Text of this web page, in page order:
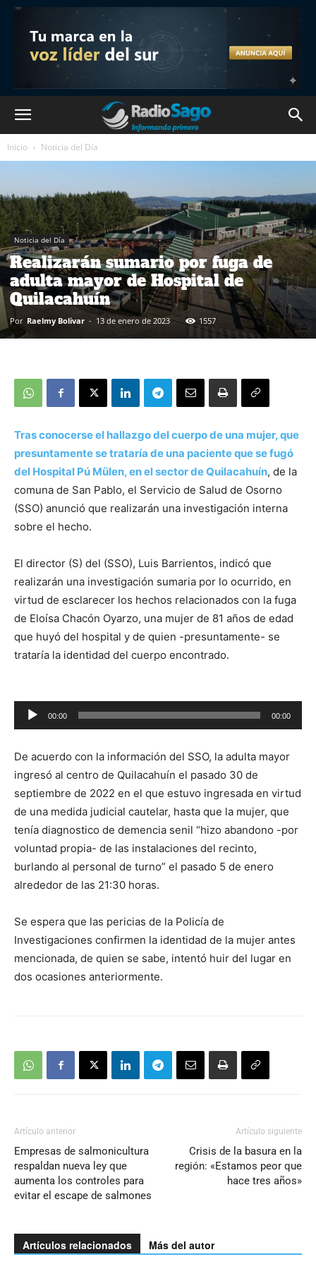
Inicio Noticia del Día
Noticia del Día
Realizarán sumario por fuga de
adulta mayor de Hospital de
Quilacahuín
Por Raelmy Bolivar - 13 de enero de 2023 1557
Tras conocerse el hallazgo del cuerpo de una mujer, que
presuntamente se trataría de una paciente que se fugó
del Hospital Pú Mülen, en el sector de Quilacahuín, de la
comuna de San Pablo, el Servicio de Salud de Osorno
(SSO) anunció que realizarán una investigación interna
sobre el hecho.
El director (S) del (SSO), Luis Barrientos, indicó que
realizarán una investigación sumaria por lo ocurrido, en
virtud de esclarecer los hechos relacionados con la fuga
de Eloísa Chacón Oyarzo, una mujer de 81 años de edad
que huyó del hospital y de quien -presuntamente- se
trataría la identidad del cuerpo encontrado.
Reproductor
audio
00:00 00:00
De acuerdo con la información del SSO, la adulta mayor
ingresó al centro de Quilacahuín el pasado 30 de
septiembre de 2022 en el que estuvo ingresada en virtud
de una medida judicial cautelar, hasta que la mujer, que
tenía diagnostico de demencia senil “hizo abandono -por
voluntad propia- de las instalaciones del recinto,
burlando al personal de turno” el pasado 5 de enero
alrededor de las 21:30 horas.
Se espera que las pericias de la Policía de
Investigaciones confirmen la identidad de la mujer antes
mencionada, de quien se sabe, intentó huir del lugar en
dos ocasiones anteriormente.
Artículo anterior
Empresas de salmonicultura
respaldan nueva ley que
aumenta los controles para
evitar el escape de salmones
Artículo siguiente
Crisis de la basura en la
región: «Estamos peor que
hace tres años»
Artículos relacionados Más del autor